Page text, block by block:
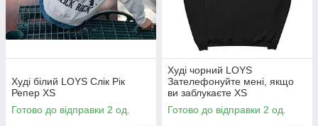
Худі білий LOYS Слік Рік
Репер XS
Готово до відправки 2 од.
Худі чорний LOYS
Зателефонуйте мені, якщо
ви заблукаєте XS
Готово до відправки 2 од.